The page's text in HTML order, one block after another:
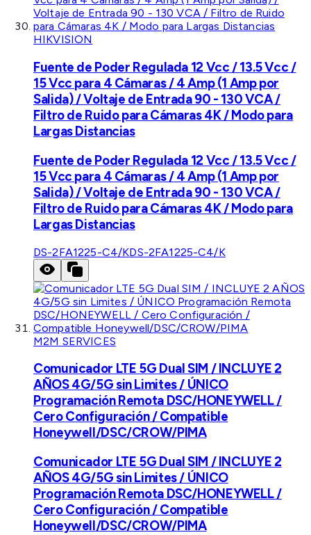
HIKVISION
Fuente de Poder Regulada 12 Vcc / 13.5 Vcc /
15 Vcc para 4 Cámaras / 4 Amp (1 Amp por
Salida) / Voltaje de Entrada 90 - 130 VCA /
Filtro de Ruido para Cámaras 4K / Modo para
Largas Distancias
Fuente de Poder Regulada 12 Vcc / 13.5 Vcc /
15 Vcc para 4 Cámaras / 4 Amp (1 Amp por
Salida) / Voltaje de Entrada 90 - 130 VCA /
Filtro de Ruido para Cámaras 4K / Modo para
Largas Distancias
DS-2FA1225-C4/KDS-2FA1225-C4/K
M2M SERVICES
Comunicador LTE 5G Dual SIM / INCLUYE 2
AÑOS 4G/5G sin Limites / ÚNICO
Programación Remota DSC/HONEYWELL /
Cero Configuración / Compatible
Honeywell/DSC/CROW/PIMA
Comunicador LTE 5G Dual SIM / INCLUYE 2
AÑOS 4G/5G sin Limites / ÚNICO
Programación Remota DSC/HONEYWELL /
Cero Configuración / Compatible
Honeywell/DSC/CROW/PIMA